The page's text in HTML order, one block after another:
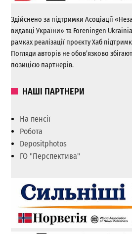
Здійснено за підтримки Асоціації
видавці України» та Foreningen
рамках реалізації проєкту Хаб
Погляди авторів не обов’язково
позицією партнерів.
НАШІ ПАРТНЕРИ
На пенсії
Робота
Depositphotos
ГО "Перспектива"